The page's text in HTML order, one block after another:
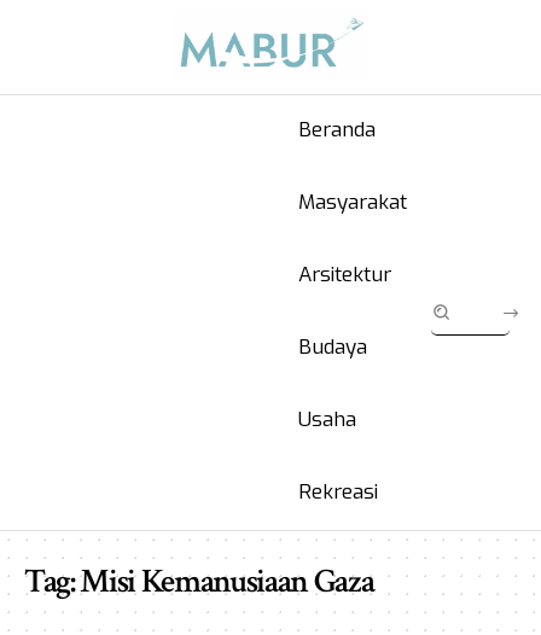
Beranda
Masyarakat
Arsitektur
Budaya
Usaha
Rekreasi
Tag:Misi Kemanusiaan Gaza